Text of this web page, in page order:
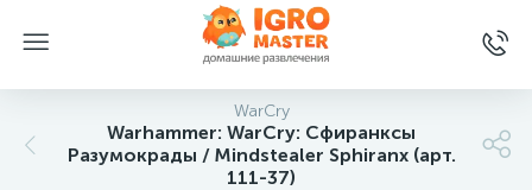
WarCry
Warhammer: WarCry: Сфиранксы
Разумокрады / Mindstealer Sphiranx (арт.
111-37)